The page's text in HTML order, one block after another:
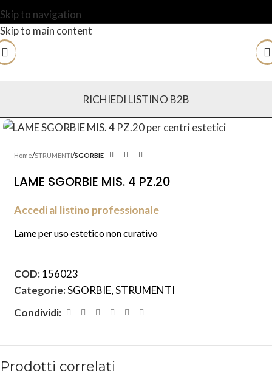
Skip to navigation
Skip to main content
RICHIEDI LISTINO B2B
Home STRUMENTI SGORBIE
LAME SGORBIE MIS. 4 PZ.20
Accedi al listino professionale
Lame per uso estetico non curativo
COD:156023
Categorie:SGORBIE,STRUMENTI
Condividi:
Prodotti correlati